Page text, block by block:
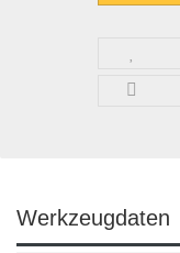
Werkzeugdaten